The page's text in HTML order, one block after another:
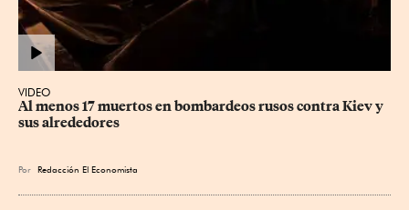
VIDEO
Al menos 17 muertos en bombardeos rusos contra Kiev y
sus alrededores
Por Redacción El Economista